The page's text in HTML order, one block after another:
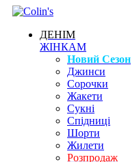
ДЕНІМ
ЖІНКАМ
Новий Сезон
Джинси
Сорочки
Жакети
Сукні
Спідниці
Шорти
Жилети
Розпродаж